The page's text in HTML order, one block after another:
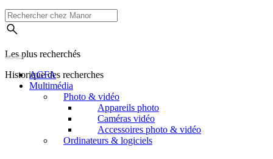
Les plus recherchés
Historique des recherches
AGFA
Multimédia
Photo & vidéo
Appareils photo
Caméras vidéo
Accessoires photo & vidéo
Ordinateurs & logiciels